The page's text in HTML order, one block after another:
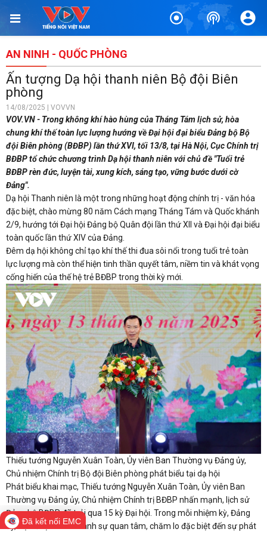
AN NINH - QUỐC PHÒNG
Ấn tượng Dạ hội thanh niên Bộ đội Biên
phòng
14/08/2025 | VOVVN
VOV.VN - Trong không khí hào hùng của Tháng Tám lịch sử, hòa
chung khí thế toàn lực lượng hướng về Đại hội đại biểu Đảng bộ Bộ
đội Biên phòng (BĐBP) lần thứ XVI, tối 13/8, tại Hà Nội, Cục Chính trị
BĐBP tổ chức chương trình Dạ hội thanh niên với chủ đề "Tuổi trẻ
BĐBP rèn đức, luyện tài, xung kích, sáng tạo, vững bước dưới cờ
Đảng".
Dạ hội Thanh niên là một trong những hoạt động chính trị - văn hóa
đặc biệt, chào mừng 80 năm Cách mạng Tháng Tám và Quốc khánh
2/9, hướng tới Đại hội Đảng bộ Quân đội lần thứ XII và Đại hội đại biểu
toàn quốc lần thứ XIV của Đảng.
Đêm dạ hội không chỉ tạo khí thế thi đua sôi nổi trong tuổi trẻ toàn
lực lượng mà còn thể hiện tinh thần quyết tâm, niềm tin và khát vọng
cống hiến của thế hệ trẻ BĐBP trong thời kỳ mới.
Thiếu tướng Nguyễn Xuân Toàn, Ủy viên Ban Thường vụ Đảng ủy,
Chủ nhiệm Chính trị Bộ đội Biên phòng phát biểu tại dạ hội
Phát biểu khai mạc, Thiếu tướng Nguyễn Xuân Toàn, Ủy viên Ban
Thường vụ Đảng ủy, Chủ nhiệm Chính trị BĐBP nhấn mạnh, lịch sử
Đảng bộ BĐBP đã trải qua 15 kỳ Đại hội. Trong mỗi nhiệm kỳ, Đảng
ủy, Bộ Tư lệnh luôn dành sự quan tâm, chăm lo đặc biệt đến sự phát
Đã kết nối EMC